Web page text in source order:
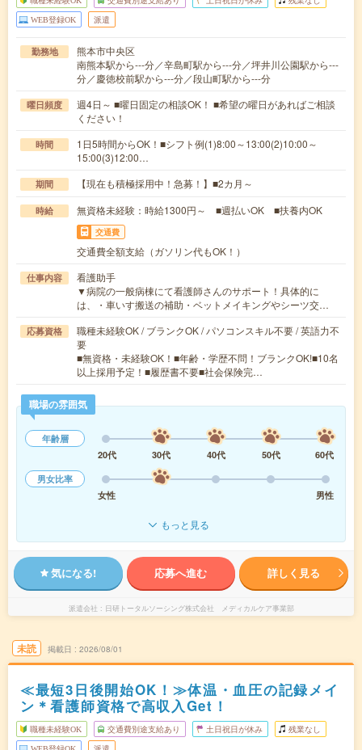
WEB登録OK 派遣
勤務地
熊本市中央区
南熊本駅から---分／辛島町駅から---分／坪井川公園駅から---
分／慶徳校前駅から---分／段山町駅から---分
曜日頻度
週4日～ ■曜日固定の相談OK！ ■希望の曜日があればご相談
ください！
時間
1日5時間からOK！■シフト例(1)8:00～13:00(2)10:00～
15:00(3)12:00…
期間 【現在も積極採用中！急募！】■2カ月～
時給 無資格未経験：時給1300円～ ■週払いOK ■扶養内OK
交通費
交通費全額支給（ガソリン代もOK！）
仕事内容
看護助手
▼病院の一般病棟にて看護師さんのサポート！具体的に
は、・車いす搬送の補助・ベットメイキングやシーツ交…
応募資格
職種未経験OK / ブランクOK / パソコンスキル不要 / 英語力不
要
■無資格・未経験OK！■年齢・学歴不問！ブランクOK!■10名
以上採用予定！■履歴書不要■社会保険完…
職場の雰囲気
年齢層
20代
30代 40代 50代
60代
男女比率
女性
男性
もっと見る
気になる! 応募へ進む 詳しく見る
派遣会社 日研トータルソーシング株式会社 メディカルケア事業部
未読 掲載日 2026/08/01
≪最短3日後開始OK！≫体温・血圧の記録メイ
ン＊看護師資格で高収入Get！
職種未経験OK 交通費別途支給あり 土日祝日が休み 残業なし
WEB登録OK 派遣